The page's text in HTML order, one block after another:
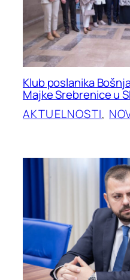
Klub poslanika
Majke Srebrenice u
AKTUELNOSTI,